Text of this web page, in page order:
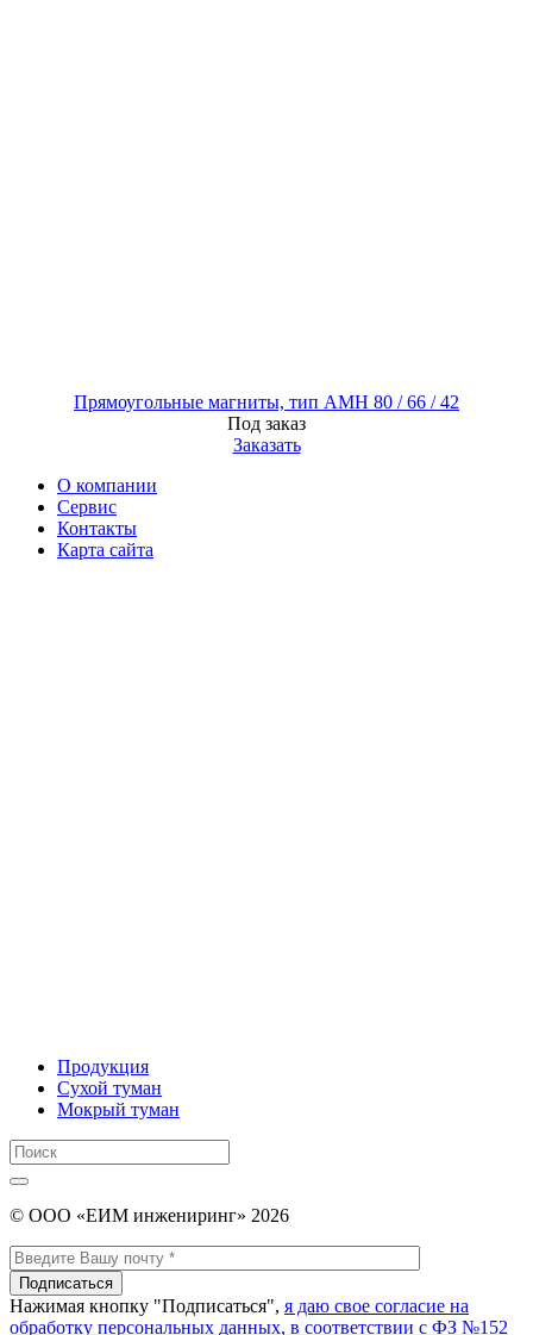
Прямоугольные магниты, тип AMH 80 / 66 / 42
Под заказ
Заказать
О компании
Сервис
Контакты
Карта сайта
Продукция
Сухой туман
Мокрый туман
Поиск:
Поиск
© ООО «ЕИМ инжениринг» 2026
Нажимая кнопку "Подписаться", я даю свое согласие на
обработку персональных данных, в соответствии с ФЗ №152